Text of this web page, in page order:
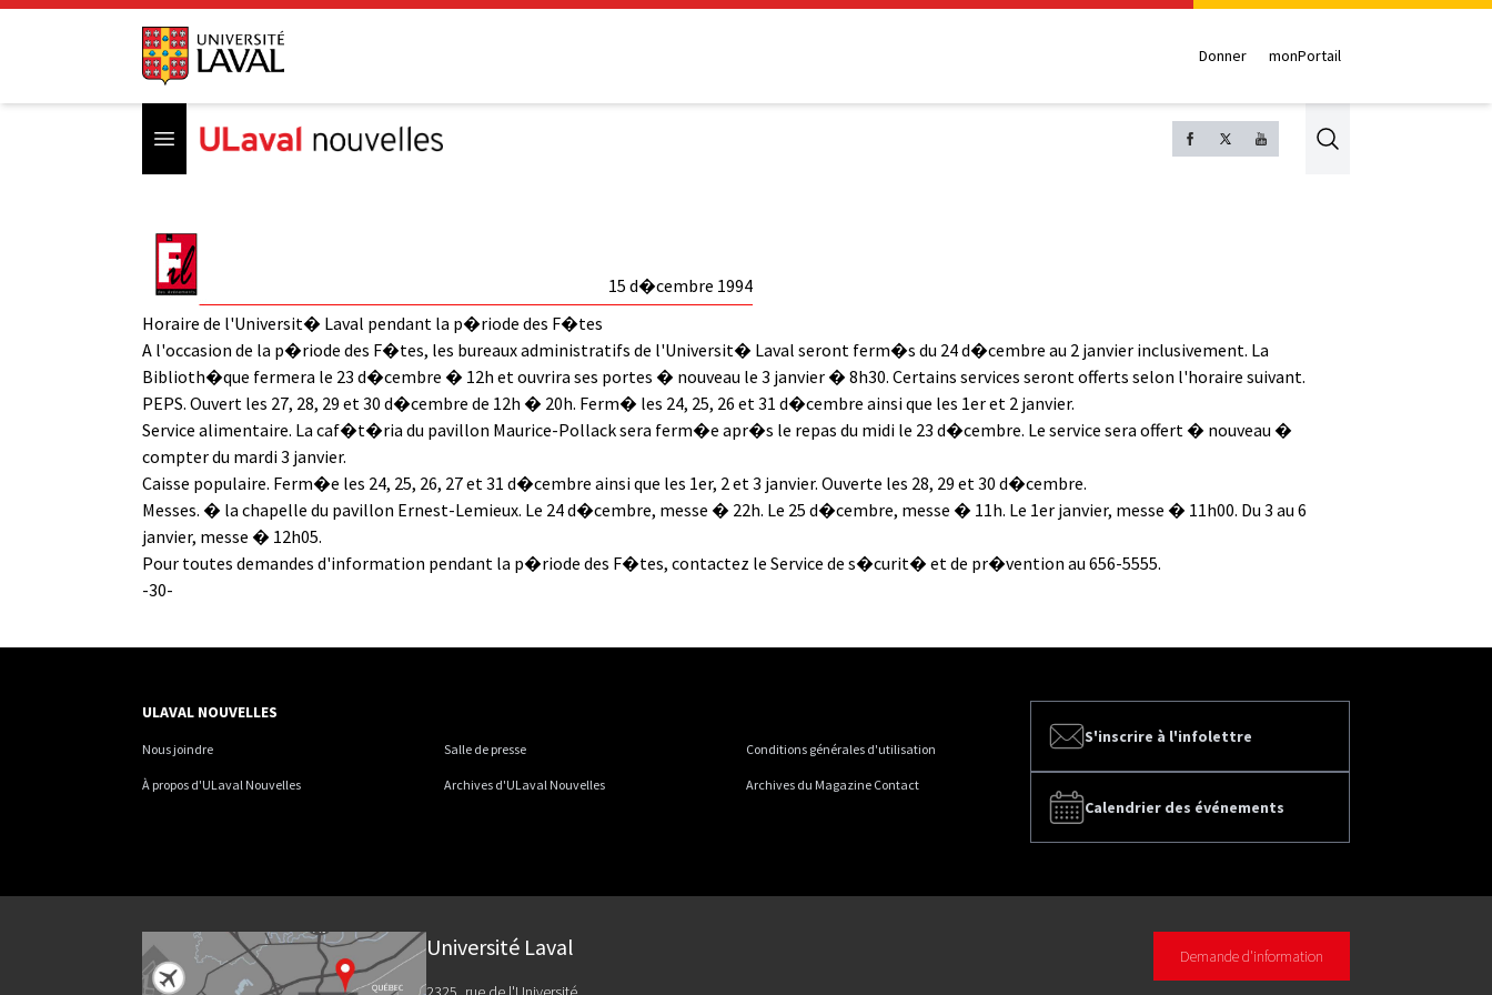
Donner monPortail
Open menu Search
15 d�cembre 1994
Horaire de l'Universit� Laval pendant la p�riode des F�tes
A l'occasion de la p�riode des F�tes, les bureaux administratifs de l'Universit� Laval seront ferm�s du 24 d�cembre au 2 janvier inclusivement. La
Biblioth�que fermera le 23 d�cembre � 12h et ouvrira ses portes � nouveau le 3 janvier � 8h30. Certains services seront offerts selon l'horaire suivant.
PEPS. Ouvert les 27, 28, 29 et 30 d�cembre de 12h � 20h. Ferm� les 24, 25, 26 et 31 d�cembre ainsi que les 1er et 2 janvier.
Service alimentaire. La caf�t�ria du pavillon Maurice-Pollack sera ferm�e apr�s le repas du midi le 23 d�cembre. Le service sera offert � nouveau �
compter du mardi 3 janvier.
Caisse populaire. Ferm�e les 24, 25, 26, 27 et 31 d�cembre ainsi que les 1er, 2 et 3 janvier. Ouverte les 28, 29 et 30 d�cembre.
Messes. � la chapelle du pavillon Ernest-Lemieux. Le 24 d�cembre, messe � 22h. Le 25 d�cembre, messe � 11h. Le 1er janvier, messe � 11h00. Du 3 au 6
janvier, messe � 12h05.
Pour toutes demandes d'information pendant la p�riode des F�tes, contactez le Service de s�curit� et de pr�vention au 656-5555.
-30-
S'inscrire à l'infolettre
Calendrier des événements
ULAVAL NOUVELLES
Nous joindre Salle de presse Conditions générales d'utilisation
À propos d'ULaval Nouvelles Archives d'ULaval Nouvelles Archives du Magazine Contact
Université Laval Demande d'information